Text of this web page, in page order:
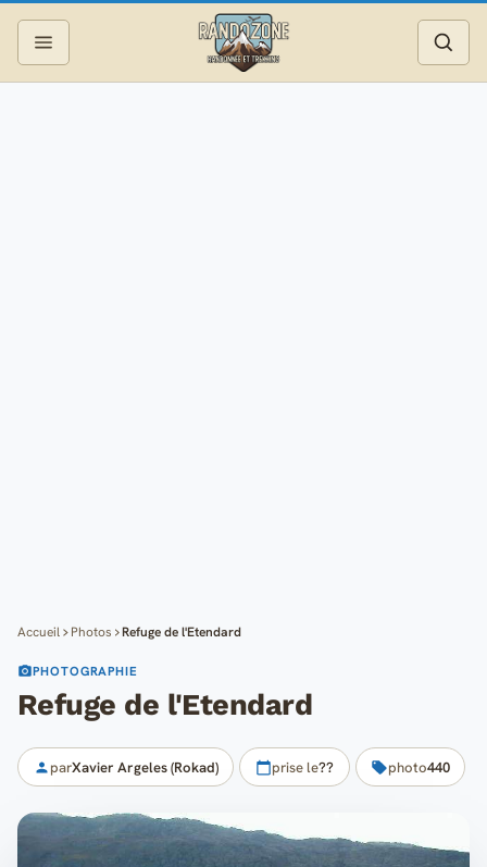
Accueil Photos Refuge de l'Etendard
PHOTOGRAPHIE
Refuge de l'Etendard
parXavier Argeles (Rokad) prise le?? photo440